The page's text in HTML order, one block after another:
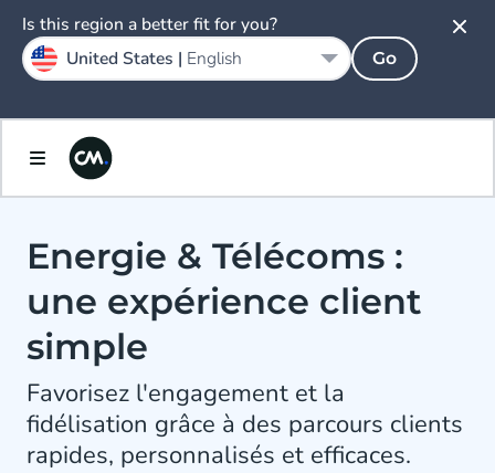
Energie & Télécoms :
une expérience client
simple
Favorisez l'engagement et la
fidélisation grâce à des parcours clients
rapides, personnalisés et efficaces.
Is this region a better fit for you?
United States | English Go